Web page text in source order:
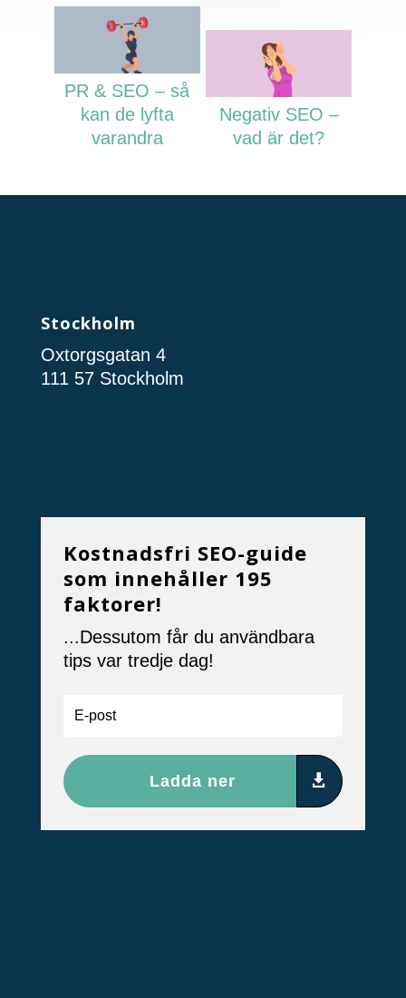
PR & SEO – så
kan de lyfta
varandra
Negativ SEO –
vad är det?
Stockholm
Oxtorgsgatan 4
111 57 Stockholm
Kostnadsfri SEO-guide
som innehåller 195
faktorer!
...Dessutom får du användbara
tips var tredje dag!
Ladda ner